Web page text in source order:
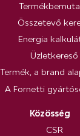
Összetevő
Energia
Üzletkereső
Termék, a brand
A Fornetti
Közösség
CSR